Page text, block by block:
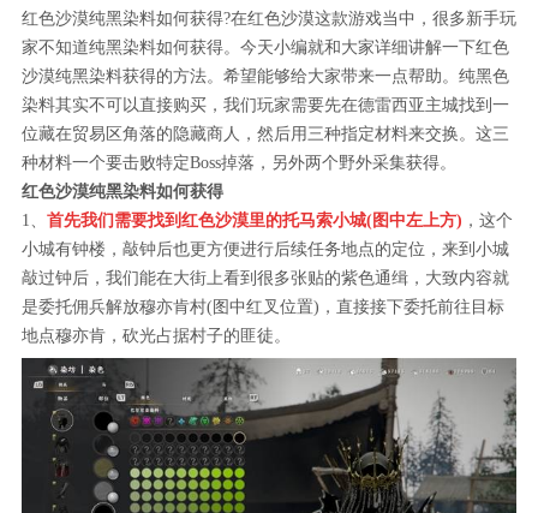
红色沙漠纯黑染料如何获得?在红色沙漠这款游戏当中，很多新手玩
家不知道纯黑染料如何获得。今天小编就和大家详细讲解一下红色
沙漠纯黑染料获得的方法。希望能够给大家带来一点帮助。纯黑色
染料其实不可以直接购买，我们玩家需要先在德雷西亚主城找到一
位藏在贸易区角落的隐藏商人，然后用三种指定材料来交换。这三
种材料一个要击败特定Boss掉落，另外两个野外采集获得。
红色沙漠纯黑染料如何获得
1、 首先我们需要找到红色沙漠里的托马索小城(图中左上方) ，这个
小城有钟楼，敲钟后也更方便进行后续任务地点的定位，来到小城
敲过钟后，我们能在大街上看到很多张贴的紫色通缉，大致内容就
是委托佣兵解放穆亦肯村(图中红叉位置)，直接接下委托前往目标
地点穆亦肯，砍光占据村子的匪徒。